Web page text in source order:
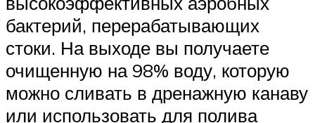
бактерий, перерабатывающих
стоки. На выходе вы получаете
очищенную на 98% воду, которую
можно сливать в дренажную канаву
или использовать для полива